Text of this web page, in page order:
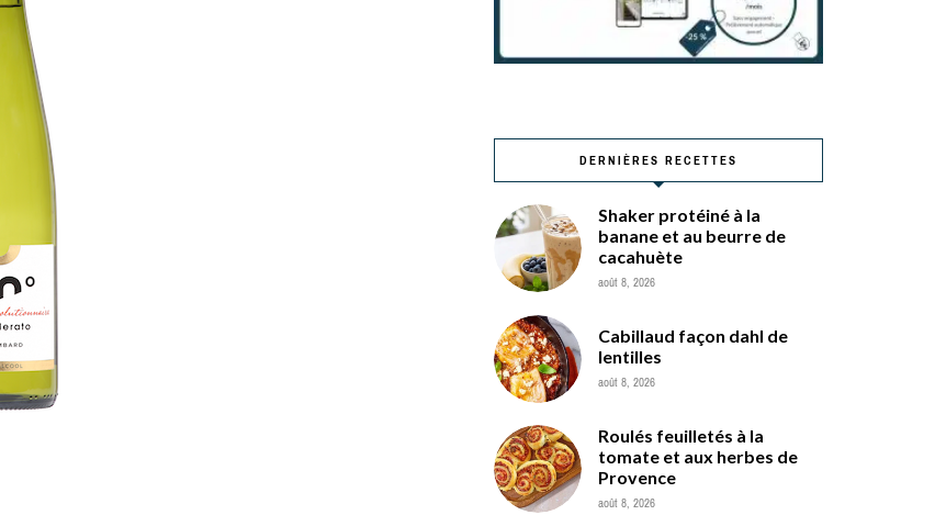
DERNIÈRES RECETTES
Shaker protéiné à la
banane et au beurre de
cacahuète
août 8, 2026
Cabillaud façon dahl de
lentilles
août 8, 2026
Roulés feuilletés à la
tomate et aux herbes de
Provence
août 8, 2026